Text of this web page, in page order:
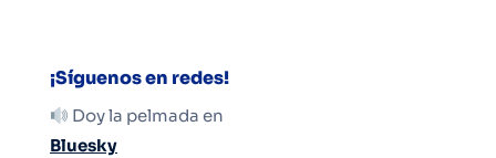
¡Síguenos en redes!
Doy la pelmada en
Bluesky